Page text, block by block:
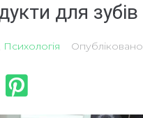
для зубів
Психологія Опубліковано